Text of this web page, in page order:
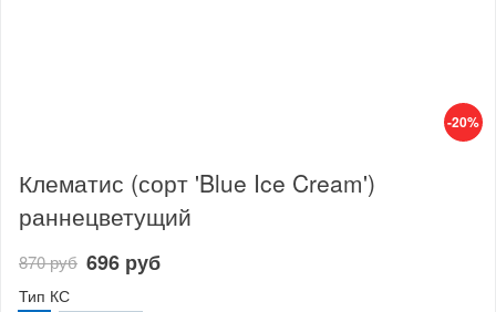
-20%
Клематис (сорт 'Blue Ice Cream')
раннецветущий
870 руб 696 руб
Тип КС